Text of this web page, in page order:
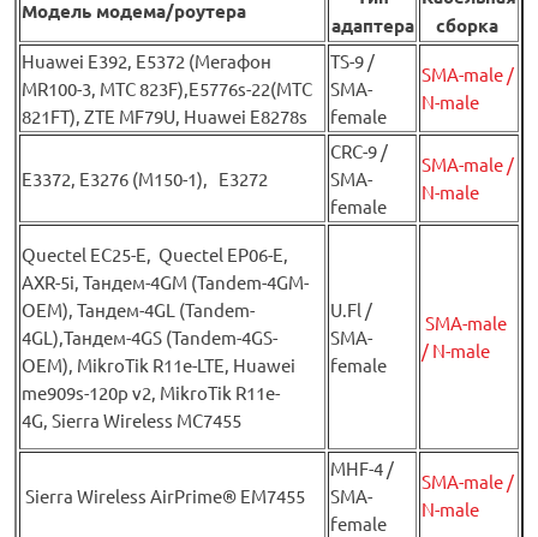
Модель модема/роутера
адаптера
сборка
Huawei Е392, E5372 (Мегафон
MR100-3, МТС 823F),E5776s-22(МТС
821FT), ZTE MF79U, Huawei E8278s
TS-9 /
SMA-
female
SMA-male /
N-male
E3372, E3276 (М150-1), E3272
CRC-9 /
SMA-
female
SMA-male /
N-male
Quectel EC25-E, Quectel EP06-E,
AXR-5i, Тандем-4GM (Tandem-4GM-
OEM), Тандем-4GL (Tandem-
4GL),Тандем-4GS (Tandem-4GS-
OEM), MikroTik R11e-LTE, Huawei
me909s-120p v2, MikroTik R11e-
4G, Sierra Wireless MC7455
U.Fl /
SMA-
female
SMA-male
/ N-male
Sierra Wireless AirPrime® EM7455
MHF-4 /
SMA-
female
SMA-male /
N-male